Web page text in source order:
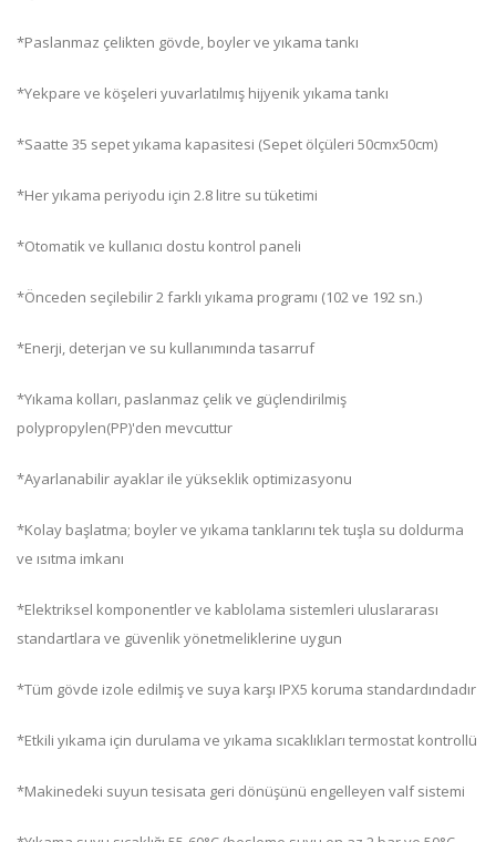
*Paslanmaz çelikten gövde, boyler ve yıkama tankı
*Yekpare ve köşeleri yuvarlatılmış hijyenik yıkama tankı
*Saatte 35 sepet yıkama kapasitesi (Sepet ölçüleri 50cmx50cm)
*Her yıkama periyodu için 2.8 litre su tüketimi
*Otomatik ve kullanıcı dostu kontrol paneli
*Önceden seçilebilir 2 farklı yıkama programı (102 ve 192 sn.)
*Enerji, deterjan ve su kullanımında tasarruf
*Yıkama kolları, paslanmaz çelik ve güçlendirilmiş
polypropylen(PP)'den mevcuttur
*Ayarlanabilir ayaklar ile yükseklik optimizasyonu
*Kolay başlatma; boyler ve yıkama tanklarını tek tuşla su doldurma
ve ısıtma imkanı
*Elektriksel komponentler ve kablolama sistemleri uluslararası
standartlara ve güvenlik yönetmeliklerine uygun
*Tüm gövde izole edilmiş ve suya karşı IPX5 koruma standardındadır
*Etkili yıkama için durulama ve yıkama sıcaklıkları termostat kontrollü
*Makinedeki suyun tesisata geri dönüşünü engelleyen valf sistemi